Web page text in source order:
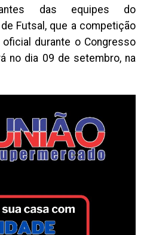
das equipes do
Futsal, que a competição
durante o Congresso
no dia 09 de setembro, na